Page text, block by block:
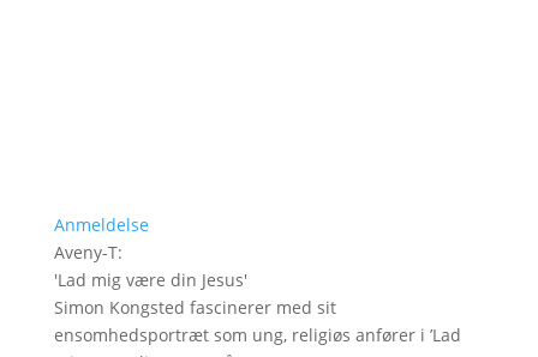
Anmeldelse
Aveny-T:
'Lad mig være din Jesus'
Simon Kongsted fascinerer med sit
ensomhedsportræt som ung, religiøs anfører i ’Lad